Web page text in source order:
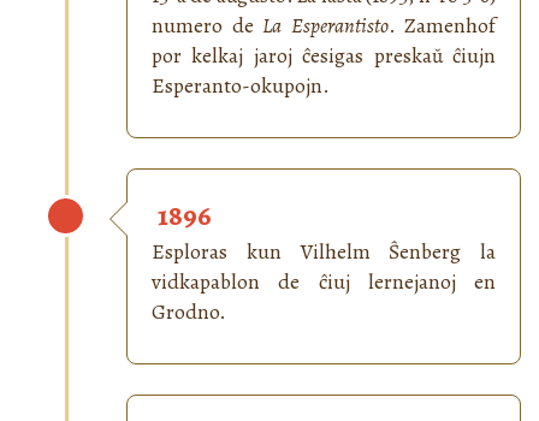
numero de La Esperantisto. Zamenhof
por kelkaj jaroj ĉesigas preskaŭ ĉiujn
Esperanto-okupojn.
1896
Esploras kun Vilhelm Ŝenberg la
vidkapablon de ĉiuj lernejanoj en
Grodno.